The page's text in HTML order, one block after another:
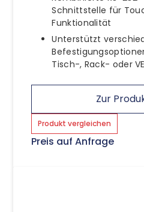
Schnittstelle für
Funktionalität
Unterstützt
Tisch-, Rack- oder
Zur
Produkt vergleichen
Preis auf Anfrage